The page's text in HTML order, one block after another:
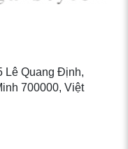
Lê Quang Định,
700000, Việt